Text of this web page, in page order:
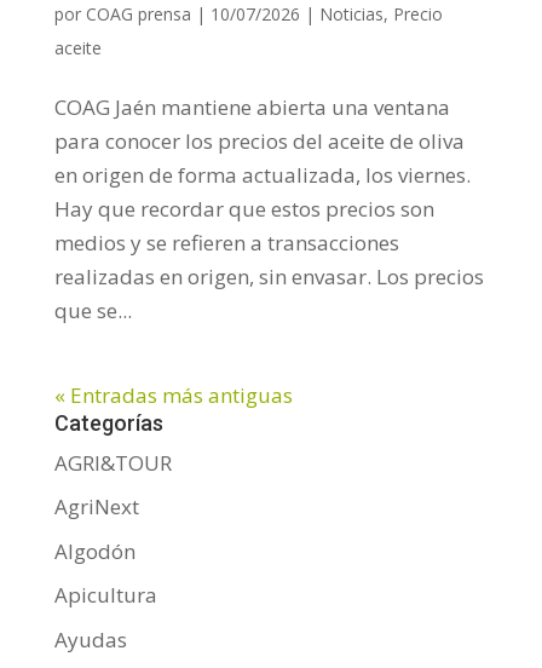
por COAG prensa | 10/07/2026 | Noticias, Precio
aceite
COAG Jaén mantiene abierta una ventana
para conocer los precios del aceite de oliva
en origen de forma actualizada, los viernes.
Hay que recordar que estos precios son
medios y se refieren a transacciones
realizadas en origen, sin envasar. Los precios
que se...
« Entradas más antiguas
Categorías
AGRI&TOUR
AgriNext
Algodón
Apicultura
Ayudas